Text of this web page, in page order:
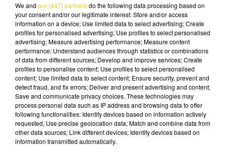
31 mars 2025 - 3 min 40 sec
L'INFO DU NORD DU LOT DU 31/03/25 À
19H00
Ecoutez sur Totem l'information à Tulle, Brive,
dans le Nord du Lot et le pays sarladais avec les
reportages de nos journalistes sur le terrain.
We and our (447) partnersdo the following data processing based on
your consent and/or our legitimate interest: Store and/or access
information on a device; Use limited data to select advertising; Create
profiles for personalised advertising; Use profiles to select personalised
advertising; Measure advertising performance; Measure content
performance; Understand audiences through statistics or combinations
of data from different sources; Develop and improve services; Create
profiles to personalise content; Use profiles to select personalised
content; Use limited data to select content; Ensure security, prevent and
detect fraud, and fix errors; Deliver and present advertising and content;
Save and communicate privacy choices. These technologies may
process personal data such as IP address and browsing data to offer
following functionalities: Identify devices based on information actively
requested; Use precise geolocation data; Match and combine data from
other data sources; Link different devices; Identify devices based on
information transmitted automatically.